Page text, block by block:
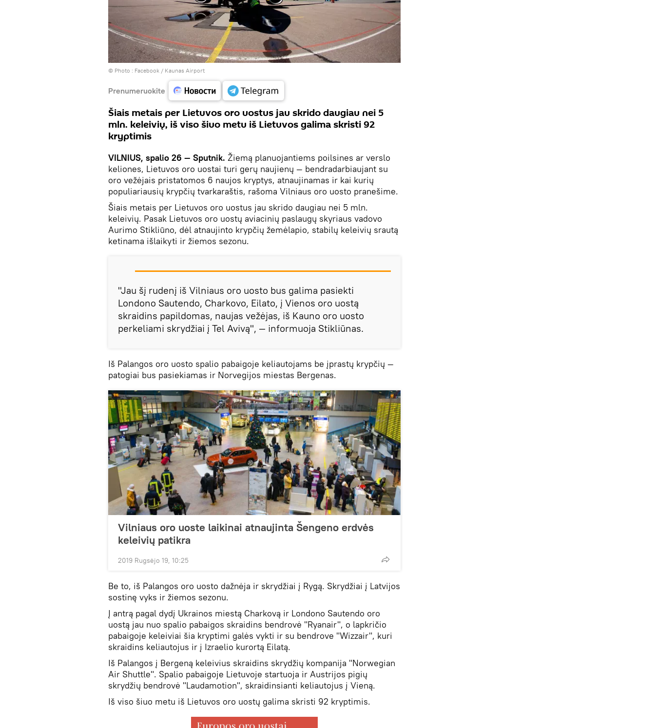
© Photo : Facebook / Kaunas Airport
Prenumeruokite
Šiais metais per Lietuvos oro uostus jau skrido daugiau nei 5
mln. keleivių, iš viso šiuo metu iš Lietuvos galima skristi 92
kryptimis
VILNIUS, spalio 26 — Sputnik. Žiemą planuojantiems poilsines ar verslo
keliones, Lietuvos oro uostai turi gerų naujienų — bendradarbiaujant su
oro vežėjais pristatomos 6 naujos kryptys, atnaujinamas ir kai kurių
populiariausių krypčių tvarkaraštis, rašoma Vilniaus oro uosto pranešime.
Šiais metais per Lietuvos oro uostus jau skrido daugiau nei 5 mln.
keleivių. Pasak Lietuvos oro uostų aviacinių paslaugų skyriaus vadovo
Aurimo Stikliūno, dėl atnaujinto krypčių žemėlapio, stabilų keleivių srautą
ketinama išlaikyti ir žiemos sezonu.
"Jau šį rudenį iš Vilniaus oro uosto bus galima pasiekti
Londono Sautendo, Charkovo, Eilato, į Vienos oro uostą
skraidins papildomas, naujas vežėjas, iš Kauno oro uosto
perkeliami skrydžiai į Tel Avivą", — informuoja Stikliūnas.
Iš Palangos oro uosto spalio pabaigoje keliautojams be įprastų krypčių —
patogiai bus pasiekiamas ir Norvegijos miestas Bergenas.
Vilniaus oro uoste laikinai atnaujinta Šengeno erdvės
keleivių patikra
2019 Rugsėjo 19, 10:25
Be to, iš Palangos oro uosto dažnėja ir skrydžiai į Rygą. Skrydžiai į Latvijos
sostinę vyks ir žiemos sezonu.
Į antrą pagal dydį Ukrainos miestą Charkovą ir Londono Sautendo oro
uostą jau nuo spalio pabaigos skraidins bendrovė "Ryanair", o lapkričio
pabaigoje keleiviai šia kryptimi galės vykti ir su bendrove "Wizzair", kuri
skraidins keliautojus ir į Izraelio kurortą Eilatą.
Iš Palangos į Bergeną keleivius skraidins skrydžių kompanija "Norwegian
Air Shuttle". Spalio pabaigoje Lietuvoje startuoja ir Austrijos pigių
skrydžių bendrovė "Laudamotion", skraidinsianti keliautojus į Vieną.
Iš viso šiuo metu iš Lietuvos oro uostų galima skristi 92 kryptimis.